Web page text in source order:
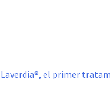
Laverdia®, el primer